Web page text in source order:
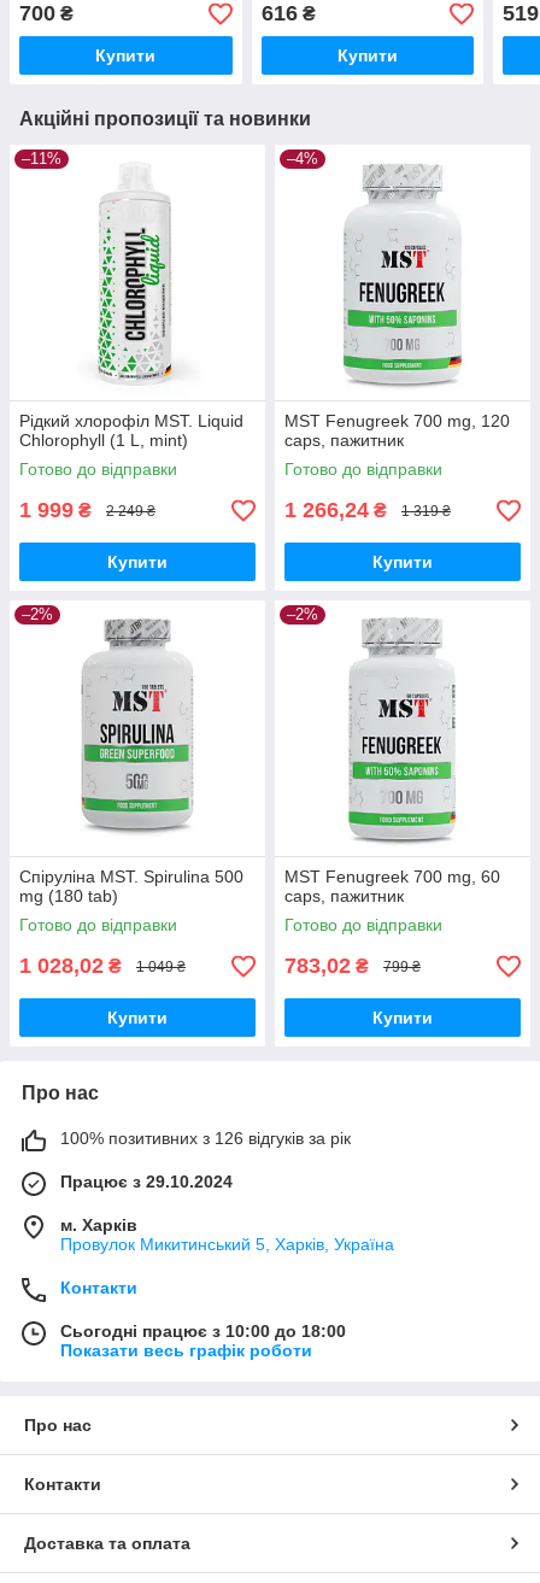
700 ₴
Купити
616₴
Купити
519
Акційні пропозиції та новинки
–11%
Рідкий хлорофіл MST. Liquid
Chlorophyll (1 L, mint)
Готово до відправки
1 999 ₴ 2 249 ₴
Купити
–4%
MST Fenugreek 700 mg, 120
caps, пажитник
Готово до відправки
1 266,24 ₴ 1 319 ₴
Купити
–2%
Спіруліна MST. Spirulina 500
mg (180 tab)
Готово до відправки
1 028,02 ₴ 1 049 ₴
Купити
–2%
MST Fenugreek 700 mg, 60
caps, пажитник
Готово до відправки
783,02 ₴ 799 ₴
Купити
Про нас
100% позитивних з 126 відгуків за рік
Працює з 29.10.2024
м. Харків
Провулок Микитинський 5, Харків, Україна
Контакти
Сьогодні працює з 10:00 до 18:00
Показати весь графік роботи
Про нас
Контакти
Доставка та оплата